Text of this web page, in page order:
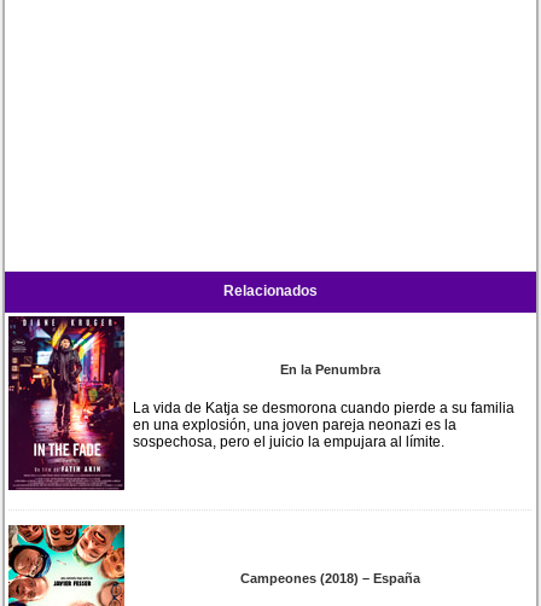
Relacionados
En la Penumbra
La vida de Katja se desmorona cuando pierde a su familia
en una explosión, una joven pareja neonazi es la
sospechosa, pero el juicio la empujara al límite.
Campeones (2018) – España